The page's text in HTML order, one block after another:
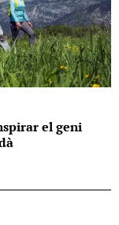
el geni